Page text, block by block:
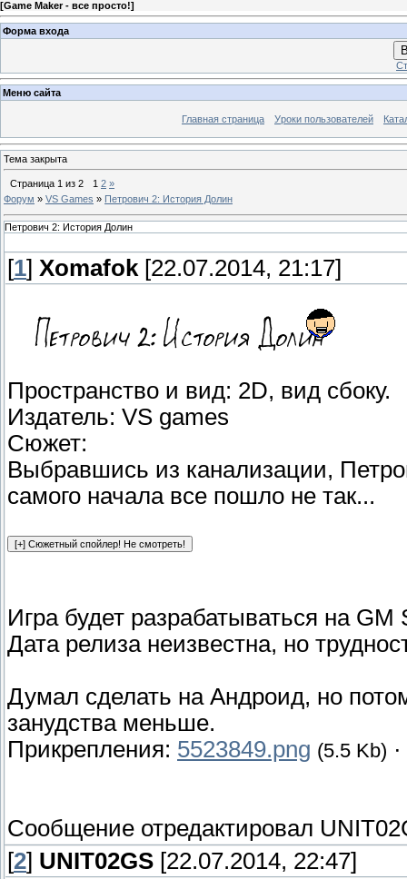
[Game Maker - все просто!]
Форма входа
Меню сайта
Главная страница Уроки пользователей
Тема закрыта
Страница 1 из 2 1 2 »
Форум » VS Games » Петрович 2: История Долин
Петрович 2: История Долин
[1] Xomafok [22.07.2014, 21:17]
Пространство и вид: 2D, вид сбоку.
Издатель: VS games
Сюжет:
Выбравшись из канализации,
самого начала все пошло не так...
Игра будет разрабатываться на
Дата релиза неизвестна, но
Думал сделать на Андроид, но
занудства меньше.
Прикрепления: 5523849.png (5.5 Kb) ·
Сообщение отредактировал
[2] UNIT02GS [22.07.2014, 22:47]